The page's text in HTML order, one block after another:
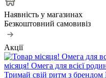
Наявність у магазинах
Безкоштовний самовивіз
Акції
місяця! Омега для всієї
Тримай свій ритм з